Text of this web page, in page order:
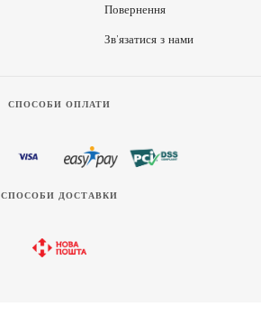
Повернення
Зв’язатися з нами
СПОСОБИ ОПЛАТИ
СПОСОБИ ДОСТАВКИ